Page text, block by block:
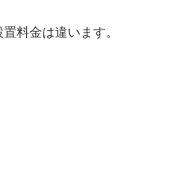
料金は違います。